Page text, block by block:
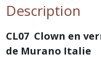
Description
CL07 Clown en
de Murano Italie